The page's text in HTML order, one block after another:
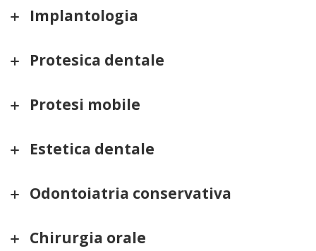
Implantologia
Protesica dentale
Protesi mobile
Estetica dentale
Odontoiatria conservativa
Chirurgia orale